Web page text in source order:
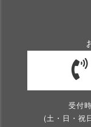
受付
(土・日・祝